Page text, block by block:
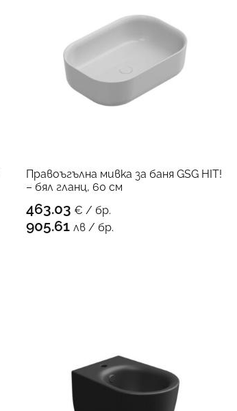
Правоъгълна мивка за баня GSG HIT!
– бял гланц, 60 см
463.03 € / бр.
905.61 лв / бр.